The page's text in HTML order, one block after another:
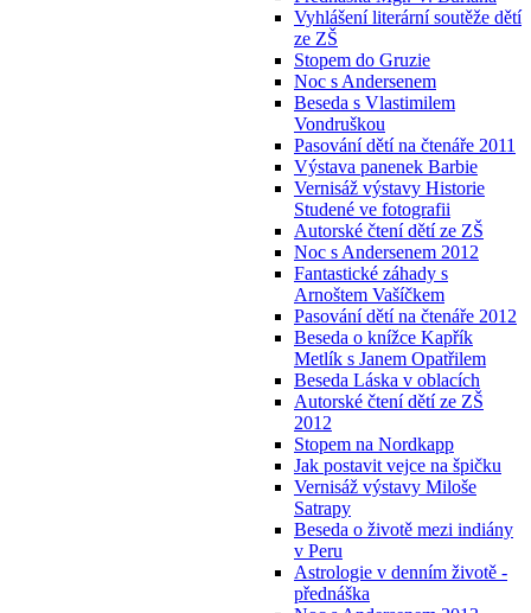
Vyhlášení literární soutěže dětí
ze ZŠ
Stopem do Gruzie
Noc s Andersenem
Beseda s Vlastimilem
Vondruškou
Pasování dětí na čtenáře 2011
Výstava panenek Barbie
Vernisáž výstavy Historie
Studené ve fotografii
Autorské čtení dětí ze ZŠ
Noc s Andersenem 2012
Fantastické záhady s
Arnoštem Vašíčkem
Pasování dětí na čtenáře 2012
Beseda o knížce Kapřík
Metlík s Janem Opatřilem
Beseda Láska v oblacích
Autorské čtení dětí ze ZŠ
2012
Stopem na Nordkapp
Jak postavit vejce na špičku
Vernisáž výstavy Miloše
Satrapy
Beseda o životě mezi indiány
v Peru
Astrologie v denním životě -
přednáška